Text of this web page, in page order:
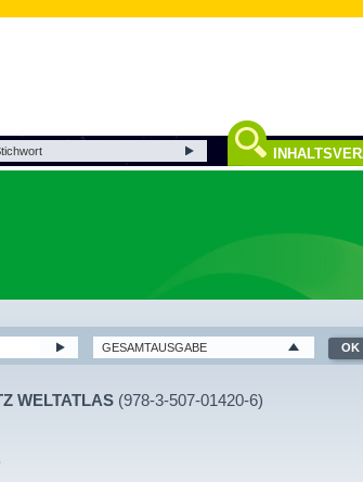
WELTATLAS (978-3-507-01420-6)